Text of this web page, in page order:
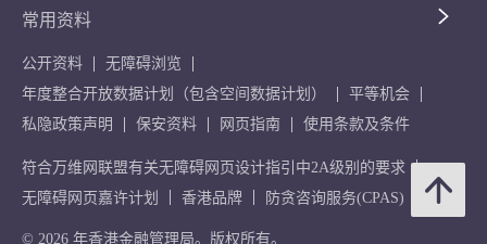
常用资料
公开资料
无障碍浏览
年度整合开放数据计划（包含空间数据计划）
平等机会
私隐政策声明
保安资料 网页指南 使用条款及条件
符合万维网联盟有关无障碍网页设计指引中2A级别的要求
无障碍网页嘉许计划
香港品牌 防贪咨询服务(CPAS)
© 2026 年香港金融管理局。版权所有。